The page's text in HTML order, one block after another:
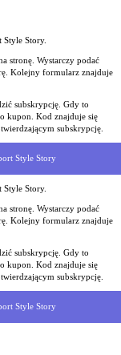
Style Story.
stronę. Wystarczy podać
Kolejny formularz znajduje
subskrypcję. Gdy to
kupon. Kod znajduje się
subskrypcję.
Style Story
Style Story.
stronę. Wystarczy podać
Kolejny formularz znajduje
subskrypcję. Gdy to
kupon. Kod znajduje się
subskrypcję.
Style Story